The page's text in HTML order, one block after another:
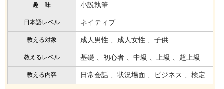
趣 味 小説執筆
日本語レベル ネイティブ
教える対象 成人男性 、成人女性 、子供
教えるレベル 基礎 、初心者 、中級 、上級 、超上級
教える内容 日常会話 、状況場面 、ビジネス 、検定